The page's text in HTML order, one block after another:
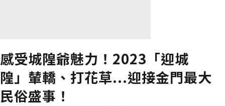
感受城隍爺魅力！2023「迎城
隍」輦轎、打花草...迎接金門最大
民俗盛事！